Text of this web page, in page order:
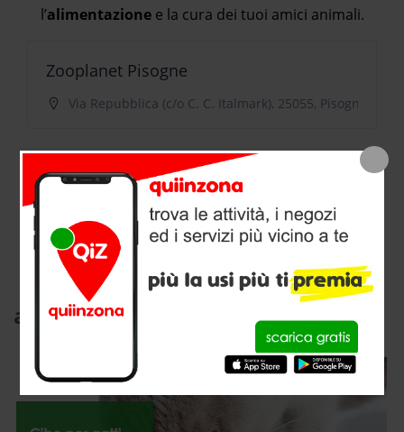
l’alimentazionee la cura dei tuoi amici animali.
Zooplanet Pisogne
Via Repubblica (c/o C. C. Italmark), 25055, Pisogne
Zooplanet Pisogne
Via della Repubblica 5, 25055, Pisogne
articoli